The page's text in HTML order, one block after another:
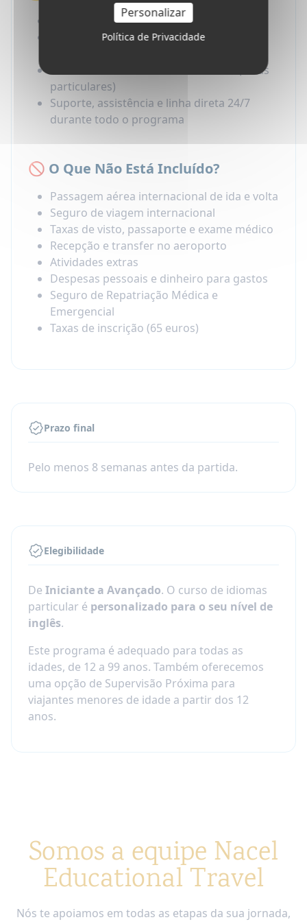
Taxas administrativas
Alojamento na casa do professor em
Aulas de idiomas em Home Lessons (aulas
particulares)
Suporte, assistência e linha direta 24/7
durante todo o programa
🚫 O Que Não Está Incluído?
Passagem aérea internacional de ida e volta
Seguro de viagem internacional
Taxas de visto, passaporte e exame médico
Recepção e transfer no aeroporto
Atividades extras
Despesas pessoais e dinheiro para gastos
Seguro de Repatriação Médica e
Emergencial
Taxas de inscrição (65 euros)
Prazo final
Pelo menos 8 semanas antes da partida.
Elegibilidade
De Iniciante a Avançado. O curso de idiomas
particular é personalizado para o seu nível de
inglês.
Este programa é adequado para todas as
idades, de 12 a 99 anos. Também oferecemos
uma opção de Supervisão Próxima para
viajantes menores de idade a partir dos 12
anos.
Somos a equipe Nacel
Educational Travel
Nós te apoiamos em todas as etapas da sua jornada,
Personalizar
Política de Privacidade